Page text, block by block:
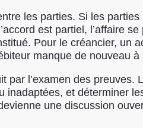
les parties. Si les
est partiel, l’affaire
Pour le créancier, un
manque de nouveau
l’examen des preuves.
et déterminer
une discussion